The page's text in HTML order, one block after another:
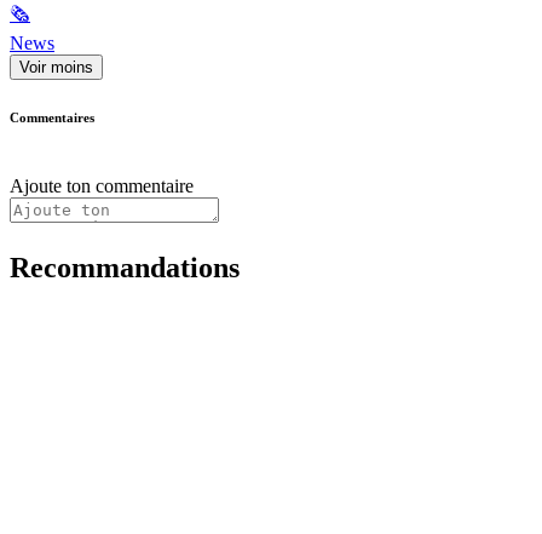
🗞
News
Voir moins
Commentaires
Ajoute ton commentaire
Recommandations